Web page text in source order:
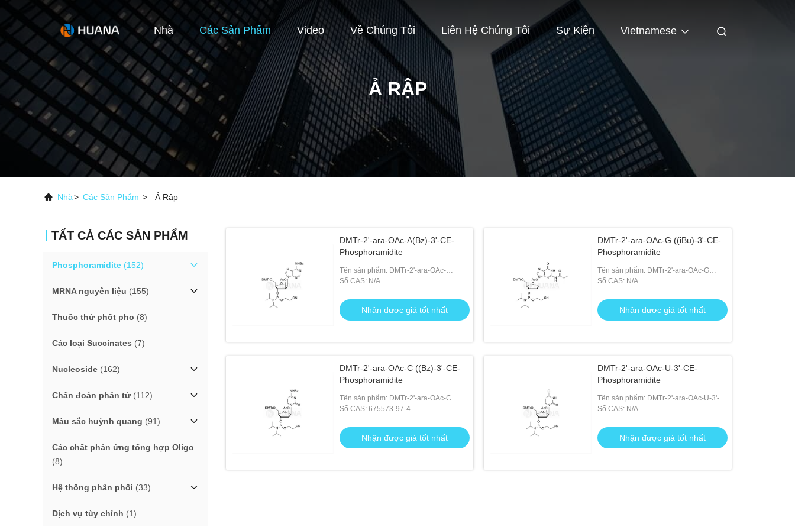
Nhà Các Sản Phẩm Video Về Chúng Tôi Liên Hệ Chúng Tôi Sự Kiện Vietnamese
Ả RẬP
Nhà> Các Sản Phẩm > Ả Rập
TẤT CẢ CÁC SẢN PHẨM
Phosphoramidite (152)
MRNA nguyên liệu (155)
Thuốc thử phốt pho (8)
Các loại Succinates (7)
Nucleoside (162)
Chẩn đoán phân tử(112)
Màu sắc huỳnh quang (91)
Các chất phản ứng tổng hợp Oligo
(8)
Hệ thống phân phối (33)
Dịch vụ tùy chỉnh (1)
DMTr-2'-ara-OAc-A(Bz)-3'-CE-
Phosphoramidite
Tên sản phẩm: DMTr-2'-ara-OAc-
A(Bz)-3'-CE-Phosphoramidite
Số CAS: N/A
Nhận được giá tốt nhất
DMTr-2'-ara-OAc-G ((iBu)-3'-CE-
Phosphoramidite
Tên sản phẩm: DMTr-2'-ara-OAc-G
((iBu)-3'-CE-Phosphoramidite
Số CAS: N/A
Nhận được giá tốt nhất
DMTr-2'-ara-OAc-C ((Bz)-3'-CE-
Phosphoramidite
Tên sản phẩm: DMTr-2'-ara-OAc-C
((Bz)-3'-CE-Phosphoramidite
Số CAS: 675573-97-4
Nhận được giá tốt nhất
DMTr-2'-ara-OAc-U-3'-CE-
Phosphoramidite
Tên sản phẩm: DMTr-2'-ara-OAc-U-3'-
CE-Phosphoramidite
Số CAS: N/A
Nhận được giá tốt nhất